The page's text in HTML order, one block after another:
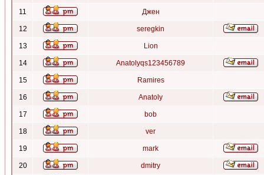
11 Джен
12 seregkin
13 Lion
14 Anatolyqs123456789
15 Ramires
16 Anatoly
17 bob
18 ver
19 mark
20 dmitry